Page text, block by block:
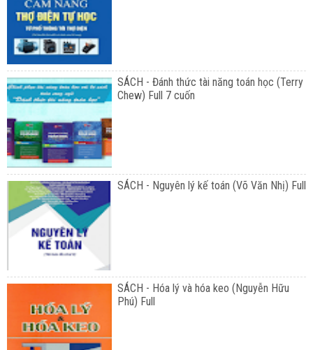
SÁCH - Đánh thức tài năng toán học (Terry
Chew) Full 7 cuốn
SÁCH - Nguyên lý kế toán (Võ Văn Nhị) Full
SÁCH - Hóa lý và hóa keo (Nguyễn Hữu
Phú) Full